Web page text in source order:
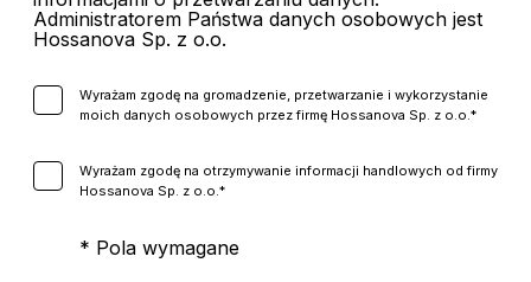
Administratorem Państwa danych osobowych jest
Hossanova Sp. z o.o.
Wyrażam zgodę na gromadzenie, przetwarzanie i wykorzystanie
moich danych osobowych przez firmę Hossanova Sp. z o.o.*
Wyrażam zgodę na otrzymywanie informacji handlowych od firmy
Hossanova Sp. z o.o.*
* Pola wymagane